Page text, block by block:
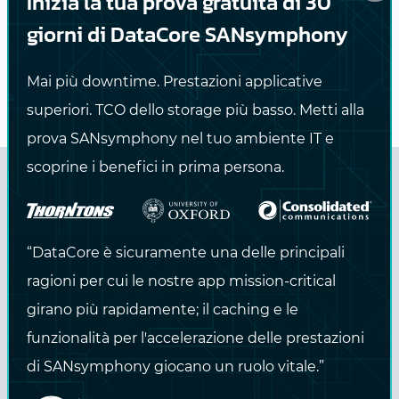
failover o failback, per garantire che il sito
alternativo riceva tutti gli aggiornamenti
dopo il ripristino dei servizi.
Le cose da sapere sulla funzione
di replica asincrona
Perfetta per disaster recovery, migrazioni
È sufficiente una connessione IP di base
giorni di DataCore SANsymphony
Mai più downtime. Prestazioni applicative
superiori. TCO dello storage più basso. Metti alla
prova SANsymphony nel tuo ambiente IT e
scoprine i benefici in prima persona.
“DataCore è sicuramente una delle principali
ragioni per cui le nostre app mission-critical
girano più rapidamente; il caching e le
funzionalità per l'accelerazione delle prestazioni
di SANsymphony giocano un ruolo vitale.”